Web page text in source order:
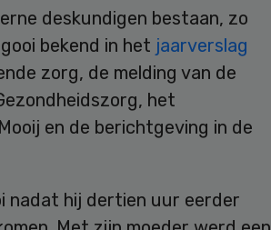
deskundigen bestaan, zo
bekend in het jaarverslag
zorg, de melding van de
het
en de berichtgeving in de
nadat hij dertien uur eerder